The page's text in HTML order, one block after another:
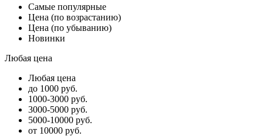
Самые популярные
Цена (по возрастанию)
Цена (по убыванию)
Новинки
Любая цена
Любая цена
до 1000 руб.
1000-3000 руб.
3000-5000 руб.
5000-10000 руб.
от 10000 руб.